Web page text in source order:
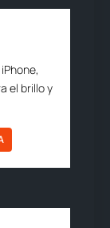
el brillo y